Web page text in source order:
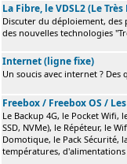
La Fibre, le VDSL2 (Le
Discuter du déploiement, des
des nouvelles technologies
Internet (ligne fixe)
Un soucis avec internet ? Des
Freebox / Freebox OS /
Le Backup 4G, le Pocket Wifi,
SSD, NVMe), le Répéteur, le
Domotique, le Pack Sécurité,
températures,